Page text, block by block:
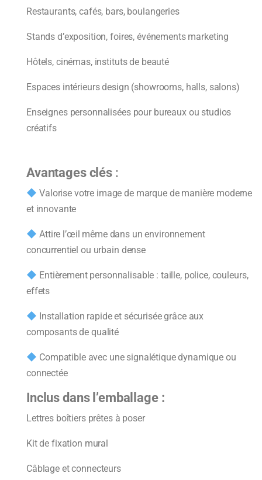
Restaurants, cafés, bars, boulangeries
Stands d’exposition, foires, événements marketing
Hôtels, cinémas, instituts de beauté
Espaces intérieurs design (showrooms, halls, salons)
Enseignes personnalisées pour bureaux ou studios
créatifs
Avantages clés :
Valorise votre image de marque de manière moderne
et innovante
Attire l’œil même dans un environnement
concurrentiel ou urbain dense
Entièrement personnalisable : taille, police, couleurs,
effets
Installation rapide et sécurisée grâce aux
composants de qualité
Compatible avec une signalétique dynamique ou
connectée
Inclus dans l’emballage :
Lettres boîtiers prêtes à poser
Kit de fixation mural
Câblage et connecteurs